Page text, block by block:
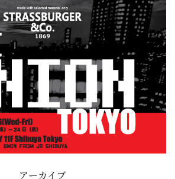
アーカイブ